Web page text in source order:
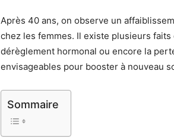
Après 40 ans, on observe un
chez les femmes. Il existe plusieurs
dérèglement hormonal ou encore la
envisageables pour booster à nouveau
Sommaire